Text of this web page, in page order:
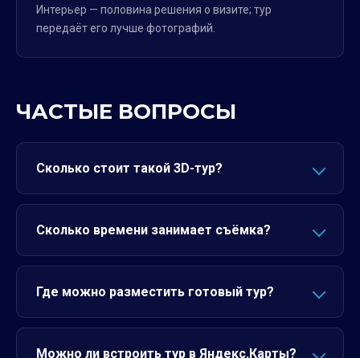
Интерьер — половина решения о визите; тур
передаёт его лучше фотографий.
ЧАСТЫЕ ВОПРОСЫ
Сколько стоит такой 3D-тур?
Сколько времени занимает съёмка?
Где можно разместить готовый тур?
Можно ли встроить тур в Яндекс.Карты?